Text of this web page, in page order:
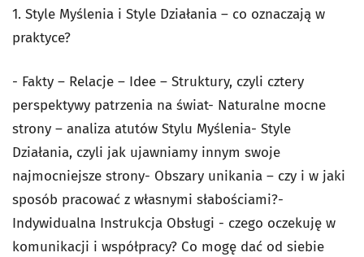
1. Style Myślenia i Style Działania – co oznaczają w
praktyce?
- Fakty – Relacje – Idee – Struktury, czyli cztery
perspektywy patrzenia na świat- Naturalne mocne
strony – analiza atutów Stylu Myślenia- Style
Działania, czyli jak ujawniamy innym swoje
najmocniejsze strony- Obszary unikania – czy i w jaki
sposób pracować z własnymi słabościami?-
Indywidualna Instrukcja Obsługi - czego oczekuję w
komunikacji i współpracy? Co mogę dać od siebie